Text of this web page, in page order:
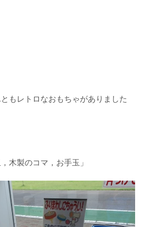
もレトロなおもちゃがありました
木製のコマ，お手玉」